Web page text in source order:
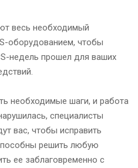
весь необходимый
оборудованием, чтобы
недель прошел для ваших
необходимые шаги, и работа
специалисты
вас, чтобы исправить
решить любую
ее заблаговременно с